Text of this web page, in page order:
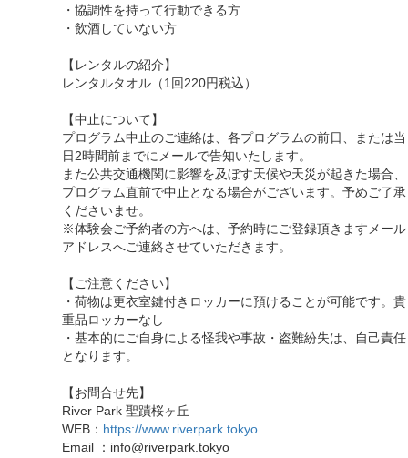
・協調性を持って行動できる方
・飲酒していない方
【レンタルの紹介】
レンタルタオル（1回220円税込）
【中止について】
プログラム中止のご連絡は、各プログラムの前日、または当
日2時間前までにメールで告知いたします。
また公共交通機関に影響を及ぼす天候や天災が起きた場合、
プログラム直前で中止となる場合がございます。予めご了承
くださいませ。
※体験会ご予約者の方へは、予約時にご登録頂きますメール
アドレスへご連絡させていただきます。
【ご注意ください】
・荷物は更衣室鍵付きロッカーに預けることが可能です。貴
重品ロッカーなし
・基本的にご自身による怪我や事故・盗難紛失は、自己責任
となります。
【お問合せ先】
River Park 聖蹟桜ヶ丘
WEB： https://www.riverpark.tokyo
Email ：info@riverpark.tokyo